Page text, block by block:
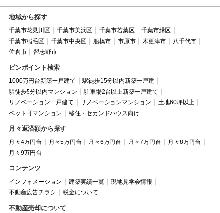
地域から探す
千葉市花見川区 千葉市美浜区 千葉市若葉区
千葉市緑区
千葉市稲毛区
千葉市中央区 船橋市 市原市 木更津市
八千代市
佐倉市
習志野市
ピンポイント検索
1000万円台新築一戸建て
駅徒歩15分以内新築一戸建
駅徒歩5分以内マンション
駐車場2台以上新築一戸建て
リノベーション一戸建て
リノベーションマンション
土地60坪以上
ペット可マンション
移住・セカンドハウス向け
月々返済額から探す
月々4万円台 月々5万円台 月々6万円台 月々7万円台
月々8万円台
月々9万円台
コンテンツ
インフォメーション 建築実績一覧
現地見学会情報
不動産広告チラシ
税金について
不動産売却について